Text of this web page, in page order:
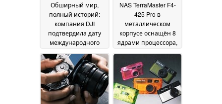
Обширный мир,
полный историй:
компания DJI
подтвердила дату
международного
4 Pro24 June 2026
NAS TerraMaster F4-
425 Pro в
металлическом
корпусе оснащён 8
ядрами процессора,
и 3 SSD-
накопителями23 June
2026